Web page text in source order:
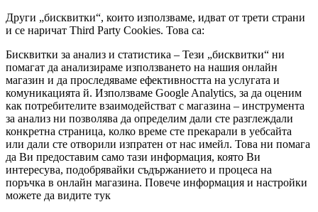
Други „бисквитки“, които използваме, идват от трети страни
и се наричат Third Party Cookies. Toва са:
Бисквитки за анализ и статистика – Тези „бисквитки“ ни
помагат да анализираме използването на нашия онлайн
магазин и да проследяваме ефективността на услугата и
комуникацията й. Използваме Google Analytics, за да оценим
как потребителите взаимодействат с магазина – инструмента
за анализ ни позволява да определим дали сте разглеждали
конкретна страница, колко време сте прекарали в уебсайта
или дали сте отворили изпратен от нас имейл. Това ни помага
да Ви предоставим само тази информация, която Ви
интересува, подобрявайки съдържанието и процеса на
поръчка в онлайн магазина. Повече информация и настройки
можете да видите тук